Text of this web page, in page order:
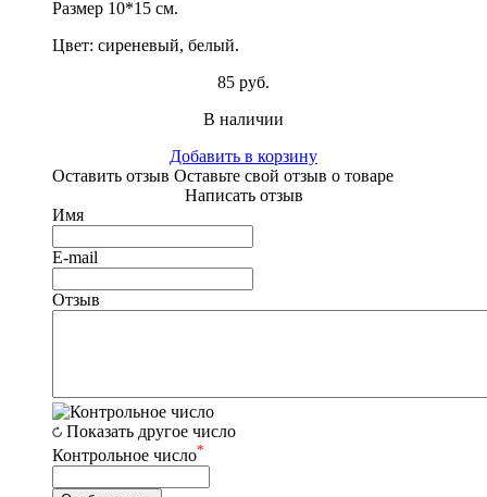
Размер 10*15 см.
Цвет: сиреневый, белый.
85 руб.
В наличии
Добавить в корзину
Оставить отзыв Оставьте свой отзыв о товаре
Написать отзыв
Имя
E-mail
Отзыв
Показать другое число
Контрольное число*